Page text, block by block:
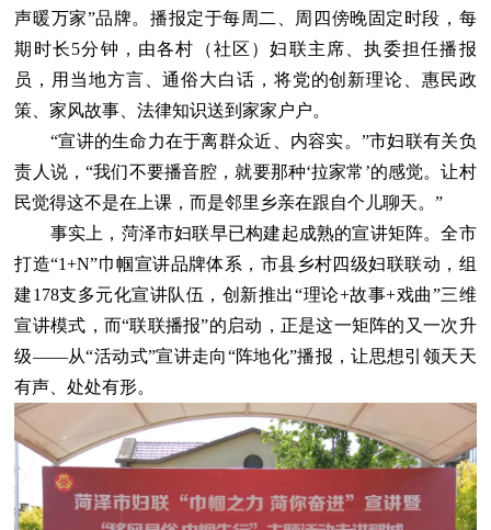
声暖万家”品牌。播报定于每周二、周四傍晚固定时段，每
期时长5分钟，由各村（社区）妇联主席、执委担任播报
员，用当地方言、通俗大白话，将党的创新理论、惠民政
策、家风故事、法律知识送到家家户户。
“宣讲的生命力在于离群众近、内容实。”市妇联有关负
责人说，“我们不要播音腔，就要那种‘拉家常’的感觉。让村
民觉得这不是在上课，而是邻里乡亲在跟自个儿聊天。”
事实上，菏泽市妇联早已构建起成熟的宣讲矩阵。全市
打造“1+N”巾帼宣讲品牌体系，市县乡村四级妇联联动，组
建178支多元化宣讲队伍，创新推出“理论+故事+戏曲”三维
宣讲模式，而“联联播报”的启动，正是这一矩阵的又一次升
级——从“活动式”宣讲走向“阵地化”播报，让思想引领天天
有声、处处有形。